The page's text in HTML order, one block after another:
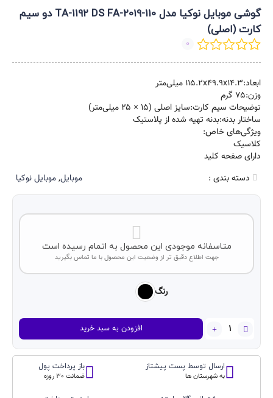
گوشی موبایل نوکیا مدل 110-2019-TA-1192 DS FA دو سیم‌
کارت (اصلی)
0
ابعاد:۱۱۵.۲x۴۹.۹x۱۴.۳ میلی‌متر
وزن:۷۵ گرم
توضیحات سیم کارت:سایز اصلی (۱۵ × ۲۵ میلی‌متر)
ساختار بدنه:بدنه تهیه شده از پلاستیک
ویژگی‌های خاص:
کلاسیک
دارای صفحه کلید
دسته بندی :
موبایل,موبایل نوکیا
متاسفانه موجودی این محصول به اتمام رسیده است
جهت اطلاع دقیق تر از وضعیت این محصول با ما تماس بگیرید
رنگ
گوشی
موبایل
نوکیا
افزودن به سبد خرید
ارسال توسط پست پیشتاز
به شهرستان ها
باز پرداخت پول
ضمانت 30 روزه